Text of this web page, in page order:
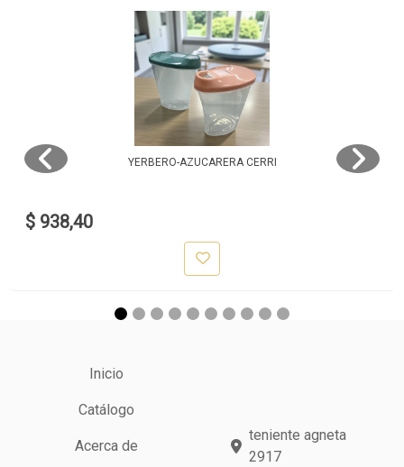
YERBERO-AZUCARERA CERRI
$ 938,40
Inicio
Catálogo
Acerca de
teniente agneta
2917